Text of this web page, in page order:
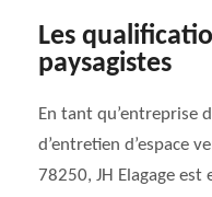
Les
paysagistes
En tant qu’entreprise
d’entretien d’espace
78250, JH Elagage